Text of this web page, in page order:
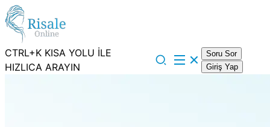
CTRL+K KISA YOLU İLE
HIZLICA ARAYIN
Soru Sor
Giriş Yap